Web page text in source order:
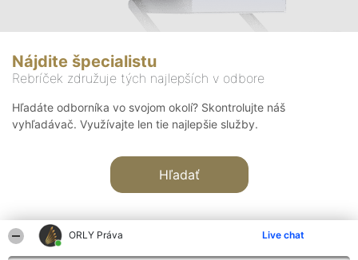
ORLY Práva Live chat
Nájdite špecialistu
Rebríček združuje tých najlepších v odbore
Hľadáte odborníka vo svojom okolí? Skontrolujte náš
vyhľadávač. Využívajte len tie najlepšie služby.
Hľadať